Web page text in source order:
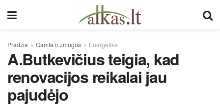
Pradžia Gamta ir žmogus Energetika
A.Butkevičius teigia, kad
renovacijos reikalai jau
pajudėjo